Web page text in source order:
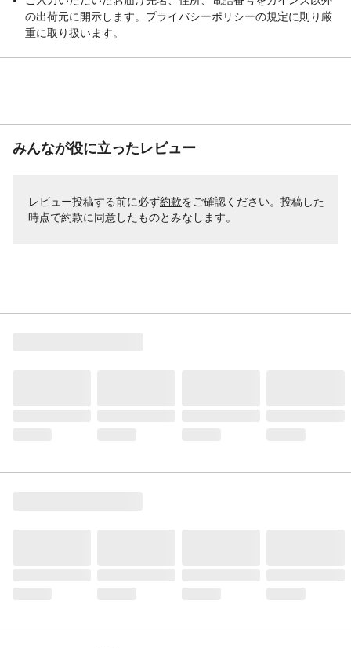
の出荷元に開示します。プライバシーポリシーの規定に則り厳
重に取り扱います。
みんなが役に立ったレビュー
レビュー投稿する前に必ず約款をご確認ください。投稿した
時点で約款に同意したものとみなします。